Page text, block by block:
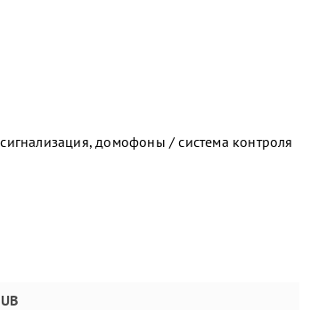
домофоны / система контроля